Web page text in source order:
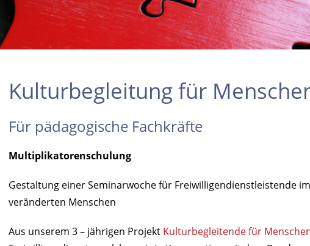
Kulturbegleitung für
Für pädagogische Fachkräfte
Multiplikatorenschulung
Gestaltung einer Seminarwoche für Freiwilligendienstleistende
veränderten Menschen
Aus unserem 3 – jährigen Projekt Kulturbegleitende für